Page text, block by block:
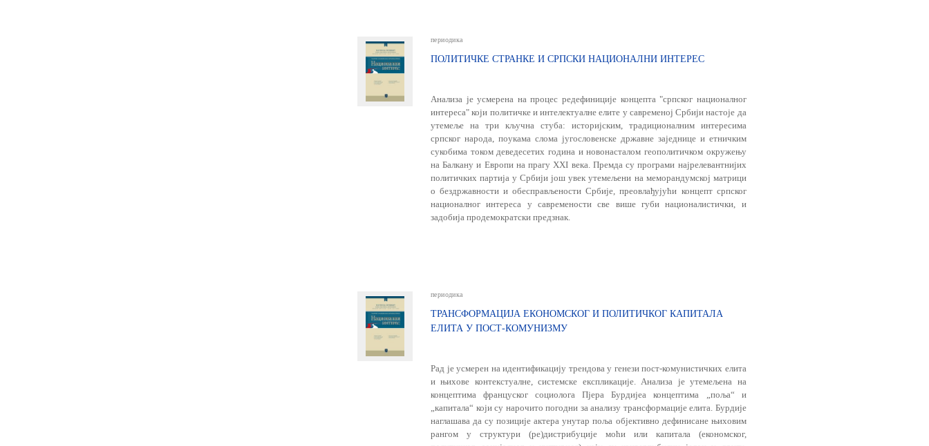
периодика
ПОЛИТИЧКЕ СТРАНКЕ И СРПСКИ НАЦИОНАЛНИ ИНТЕРЕС
Анализа je усмерена на процес редефиниције концепта "српског националног
интереса" који политичке и интелектуалне елите у савременој Србији настоје да
утемеље на три кључна стуба: историјским, традиционалним интересима
српског народа, поукама слома југословенске државне заједнице и етничким
сукобима током деведесетих година и новонасталом геополитичком окружењу
на Балкану и Европи на прагу XXI века. Премда су програми најрелевантнијих
политичких партија у Србији још увек утемељени на меморандумској матрици
о бездржавности и обесправљености Србије, преовлађујући концепт српског
националног интереса у савремености све више губи националистички, и
задобија продемократски предзнак.
периодика
ТРАНСФОРМАЦИЈА ЕКОНОМСКОГ И ПОЛИТИЧКОГ КАПИТАЛА
ЕЛИТА У ПОСТ-КОМУНИЗМУ
Рад је усмерен на идентификацију трендова у генези пост-комунистичких елита
и њихове контекстуалне, системске експликације. Анализа je утемељена на
концептима француског социолога Пјера Бурдијеа концептима „поља“ и
„капитала“ који су нарочито погодни за анализу трансформације елита. Бурдије
наглашава да су позиције акте­ра унутар поља објективно дефинисане њиховим
рангом у структури (ре)дистрибуције моћи или капитала (економског,